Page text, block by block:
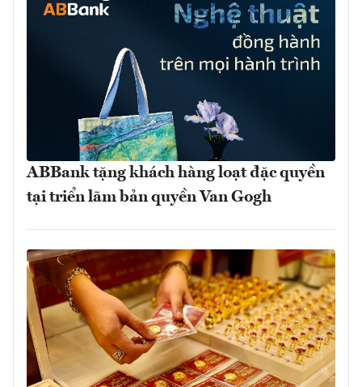
ABBank tặng khách hàng loạt đặc quyền
tại triển lãm bản quyền Van Gogh